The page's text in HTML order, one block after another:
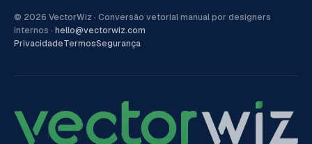
© 2026 VectorWiz · Conversão vetorial manual por designers
internos · hello@vectorwiz.com
PrivacidadeTermosSegurança